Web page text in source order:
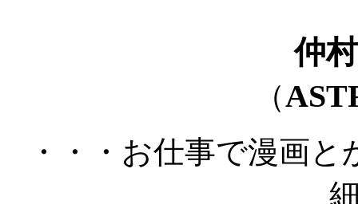
仲
（
・・・お仕事で漫画